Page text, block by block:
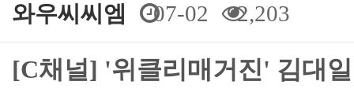
와우씨씨엠 07-02 2,203
[C채널] '위클리매거진' 김대